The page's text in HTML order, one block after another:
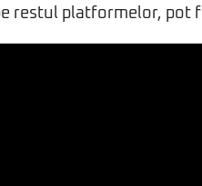
restul platformelor, pot